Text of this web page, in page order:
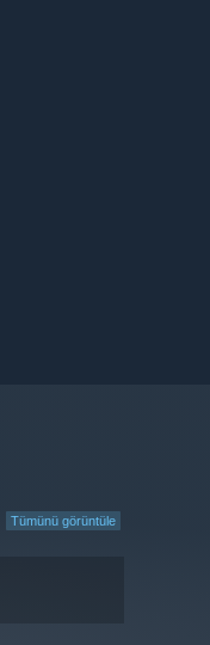
Tümünü görüntüle